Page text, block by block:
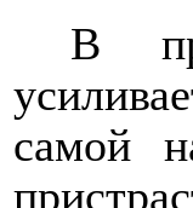
В
самой